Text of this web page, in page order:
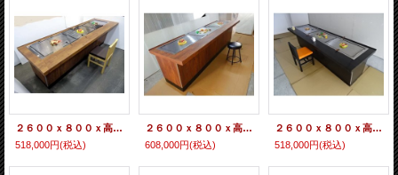
２６００ｘ８００ｘ高７５０ 古木柄（茶色の木目） 即納可 お好み焼・鉄板焼カウンター 鉄板・バーナーx３付/
518,000円(税込)
２６００ｘ８００ｘ高７５０－中央１か所メイン焼き 古木柄（茶色の木目） お好み焼・鉄板焼カウンター 鉄板・バーナーx３付 注文生産/
608,000円(税込)
２６００ｘ８００ｘ高７５０ 黒木目 /
518,000円(税込)